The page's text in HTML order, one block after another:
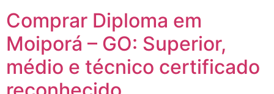
Comprar Diploma em
Moiporá – GO: Superior,
médio e técnico certificado